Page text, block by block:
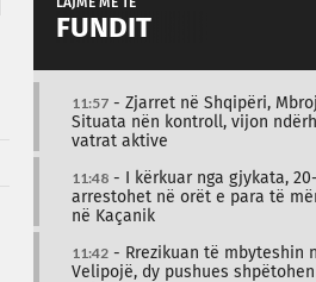
LAJME MË TË
FUNDIT
11:57 - Zjarret në Shqipëri,
Situata nën kontroll, vijon
vatrat aktive
11:48 - I kërkuar nga gjykata,
arrestohet në orët e para të
në Kaçanik
11:42 - Rrezikuan të mbyteshin
Velipojë, dy pushues shpëtohen